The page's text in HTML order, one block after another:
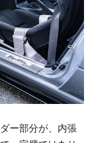
ー部分が、内張